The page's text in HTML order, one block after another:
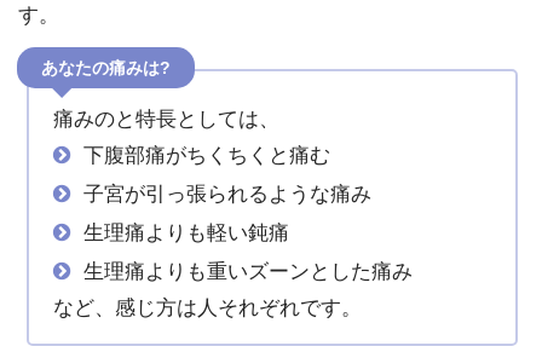
す。
あなたの痛みは?
痛みのと特長としては、
下腹部痛がちくちくと痛む
子宮が引っ張られるような痛み
生理痛よりも軽い鈍痛
生理痛よりも重いズーンとした痛み
など、感じ方は人それぞれです。